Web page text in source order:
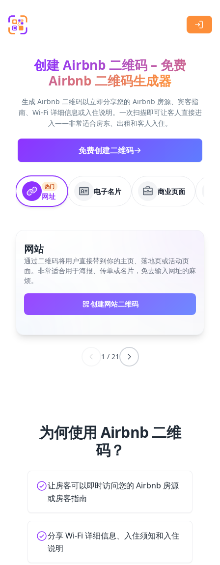
创建 Airbnb 二维码 – 免费
Airbnb 二维码生成器
生成 Airbnb 二维码以立即分享您的 Airbnb 房源、宾客指
南、Wi-Fi 详细信息或入住说明。一次扫描即可让客人直接进
入——非常适合房东、出租和客人入住。
免费创建二维码
热门
网址
电子名片 商业页面
网站
通过二维码将用户直接带到你的主页、落地页或活动页
面。非常适合用于海报、传单或名片，免去输入网址的麻
烦。
创建网站二维码
1 / 21
为何使用 Airbnb 二维
码？
让房客可以即时访问您的 Airbnb 房源
或房客指南
分享 Wi-Fi 详细信息、入住须知和入住
说明